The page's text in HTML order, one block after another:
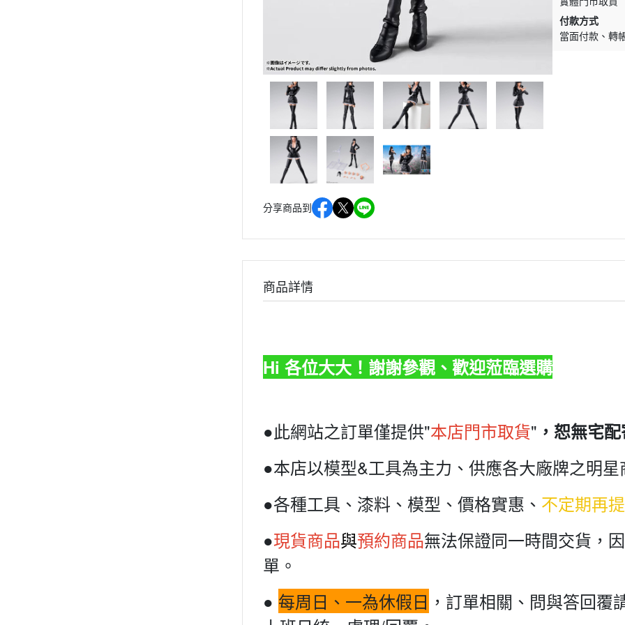
分享商品到
付款方式
當面付款
轉
商品詳情
Hi 各位大大！謝謝參觀、歡迎蒞臨選購
●此網站之訂單僅提供"本店門市取貨" ，恕無宅
●本店以模型&工具為主力、供應各大廠牌之明星
●各種工具、漆料、模型、價格實惠、 不定期再
●現貨商品與預約商品無法保證同一時間交貨，
單。
● 每周日、一為休假日 ，訂單相關、問與答回